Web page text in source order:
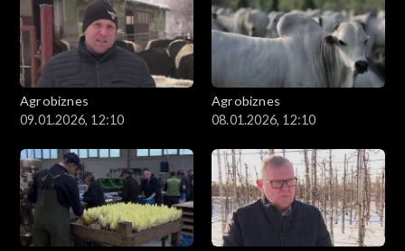
Agrobiznes
09.01.2026, 12:10
Agrobiznes
08.01.2026, 12:10